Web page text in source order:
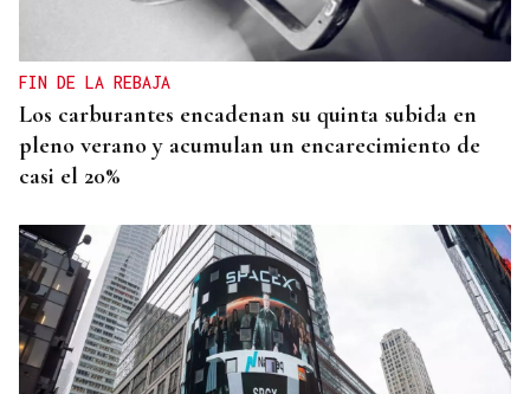
FIN DE LA REBAJA
Los carburantes encadenan su quinta subida en
pleno verano y acumulan un encarecimiento de
casi el 20%